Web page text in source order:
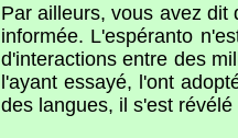
Par ailleurs, vous avez dit
informée. L'espéranto
d'interactions entre des
l'ayant essayé, l'ont
des langues, il s'est